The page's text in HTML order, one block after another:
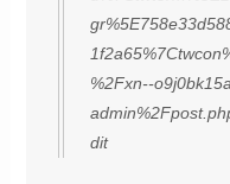
%2Fxn--
dit